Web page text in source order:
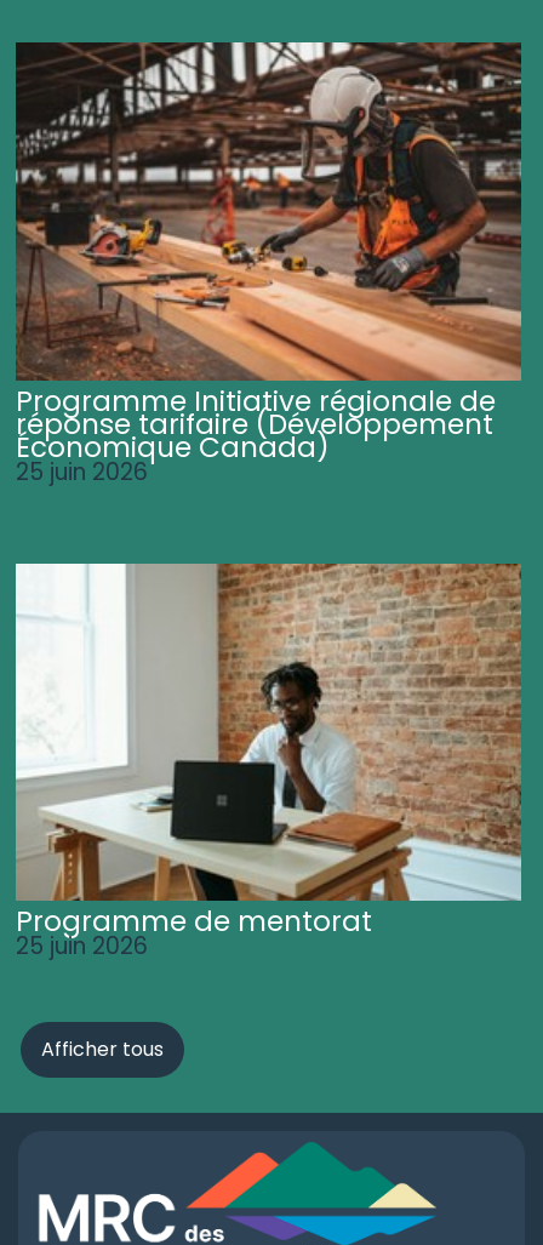
Programme Initiative régionale de
réponse tarifaire (Développement
Économique Canada)
25 juin 2026
Programme de mentorat
25 juin 2026
Afficher tous